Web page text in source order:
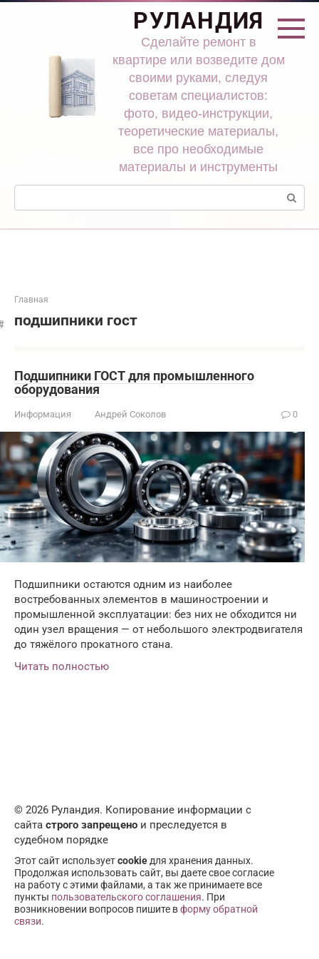
Перейти
РУЛАНДИЯ
Сделайте ремонт в
квартире или возведите дом
своими руками, следуя
советам специалистов:
фото, видео-инструкции,
теоретические материалы,
все про необходимые
материалы и инструменты
Поиск:
Главная
подшипники гост
Подшипники ГОСТ для промышленного
оборудования
Информация Андрей Соколов 0
Подшипники остаются одним из наиболее
востребованных элементов в машиностроении и
промышленной эксплуатации: без них не обходится ни
один узел вращения — от небольшого электродвигателя
до тяжёлого прокатного стана.
Читать полностью
© 2026 Руландия. Копирование информации с
сайта строго запрещено и преследуется в
судебном порядке
Этот сайт используетcookieдля хранения данных.
Продолжая использовать сайт, вы даете свое согласие
на работу с этими файлами, а так же принимаете все
пункты пользовательского соглашения. При
возникновении вопросов пишите вформу обратной
связи.